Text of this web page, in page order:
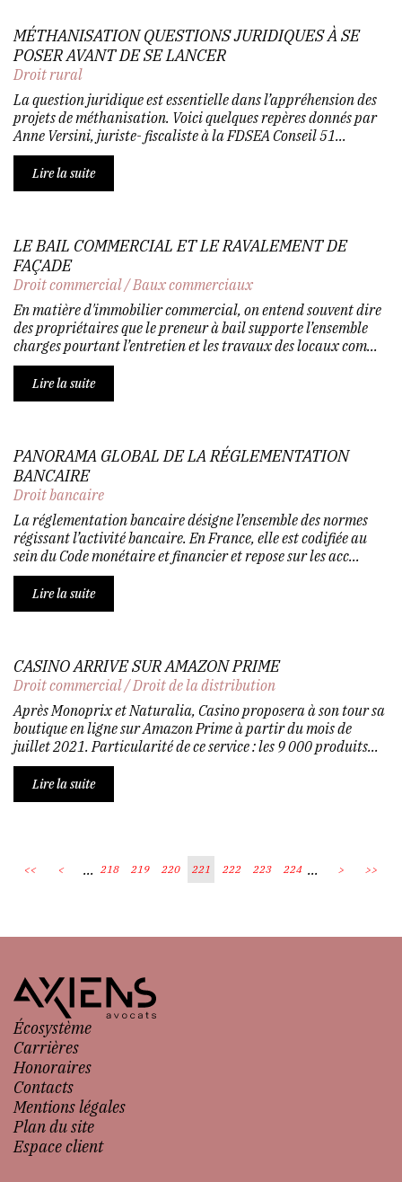
MÉTHANISATION QUESTIONS JURIDIQUES À SE
POSER AVANT DE SE LANCER
Droit rural
La question juridique est essentielle dans l’appréhension des
projets de méthanisation. Voici quelques repères donnés par
Anne Versini, juriste- fiscaliste à la FDSEA Conseil 51...
Lire la suite
LE BAIL COMMERCIAL ET LE RAVALEMENT DE
FAÇADE
Droit commercial/Baux commerciaux
En matière d'immobilier commercial, on entend souvent dire
des propriétaires que le preneur à bail supporte l’ensemble
charges pourtant l’entretien et les travaux des locaux com...
Lire la suite
PANORAMA GLOBAL DE LA RÉGLEMENTATION
BANCAIRE
Droit bancaire
La réglementation bancaire désigne l’ensemble des normes
régissant l’activité bancaire. En France, elle est codifiée au
sein du Code monétaire et financier et repose sur les acc...
Lire la suite
CASINO ARRIVE SUR AMAZON PRIME
Droit commercial/Droit de la distribution
Après Monoprix et Naturalia, Casino proposera à son tour sa
boutique en ligne sur Amazon Prime à partir du mois de
juillet 2021. Particularité de ce service : les 9 000 produits...
Lire la suite
<< < ... 218 219 220 221 222 223 224 ... > >>
Écosystème
Carrières
Honoraires
Contacts
Mentions légales
Plan du site
Espace client